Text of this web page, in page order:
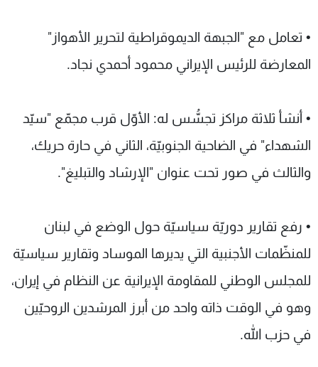
• تعامل مع "الجبهة الديموقراطية لتحرير الأهواز"
المعارضة للرئيس الإيراني محمود أحمدي نجاد.
• أنشأ ثلاثة مراكز تجسُّس له: الأوّل قرب مجمّع "سيّد
الشهداء" في الضاحية الجنوبيّة، الثاني في حارة حريك،
والثالث في صور تحت عنوان "الإرشاد والتبليغ".
• رفع تقارير دوريّة سياسيّة حول الوضع في لبنان
للمنظّمات الأجنبية التي يديرها الموساد وتقارير سياسيّة
للمجلس الوطني للمقاومة الإيرانية عن النظام في إيران،
وهو في الوقت ذاته واحد من أبرز المرشدين الروحيّين
في حزب الله.